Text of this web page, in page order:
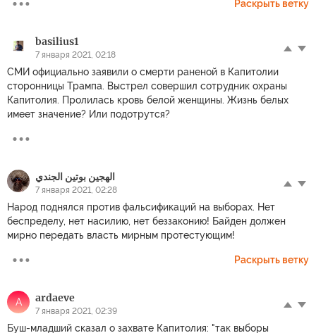
Раскрыть ветку
basilius1
7 января 2021, 02:18
СМИ официально заявили о смерти раненой в Капитолии
сторонницы Трампа. Выстрел совершил сотрудник охраны
Капитолия. Пролилась кровь белой женщины. Жизнь белых
имеет значение? Или подотрутся?
الهجين بوتين الجندي
7 января 2021, 02:28
Народ поднялся против фальсификаций на выборах. Нет
беспределу, нет насилию, нет беззаконию! Байден должен
мирно передать власть мирным протестующим!
Раскрыть ветку
A ardaeve
7 января 2021, 02:39
Буш-младший сказал о захвате Капитолия: "так выборы